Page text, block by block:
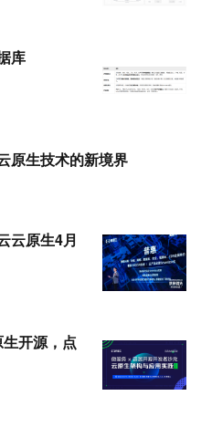
库
原生技术的新境界
云原生4月
开源，点